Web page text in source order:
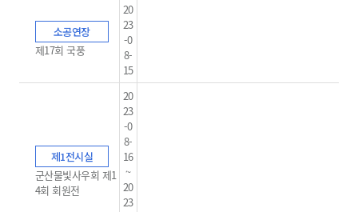
소공연장
제17회 국풍
20
23
-0
8-
15
제1전시실
군산물빛사우회 제1
4회 회원전
20
23
-0
8-
16
~
20
23